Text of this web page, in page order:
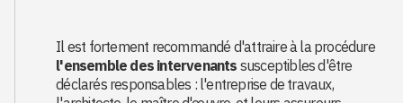
Il est fortement recommandé d'attraire à la procédure
l'ensemble des intervenants susceptibles d'être
déclarés responsables : l'entreprise de travaux,